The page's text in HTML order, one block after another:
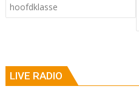
hoofdklasse
LIVE RADIO